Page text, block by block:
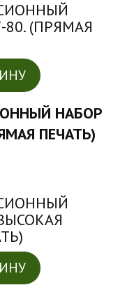
НАБОР
ПЕЧАТЬ)